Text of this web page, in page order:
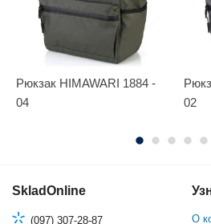
Рюкзак HIMAWARI 1884 -
04
02
SkladOnline
(097) 307-28-87 О